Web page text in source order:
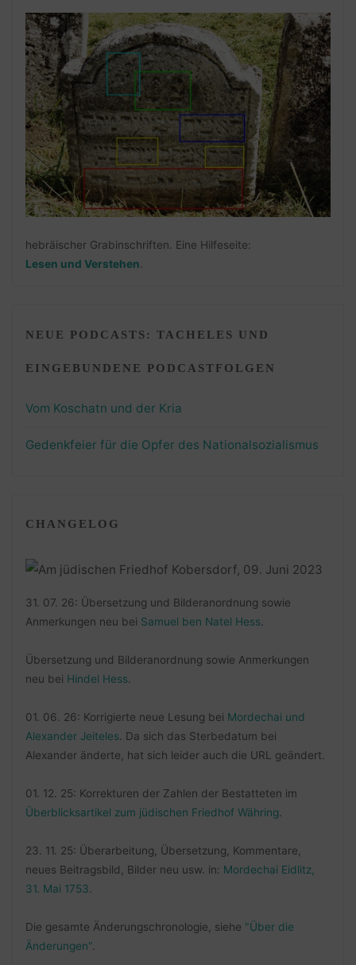
hebräischer Grabinschriften. Eine Hilfeseite:
Lesen und Verstehen
NEUE PODCASTS: TACHELES UND
EINGEBUNDENE PODCASTFOLGEN
Vom Koschatn und der Kria
Gedenkfeier für die Opfer des Nationalsozialismus
CHANGELOG
31. 07. 26: Übersetzung und Bilderanordnung sowie
Anmerkungen neu bei Samuel ben Natel Hess
Übersetzung und Bilderanordnung sowie Anmerkungen
neu bei Hindel Hess
01. 06. 26: Korrigierte neue Lesung bei Mordechai und
Alexander Jeiteles . Da sich das Sterbedatum bei
Alexander änderte, hat sich leider auch die URL geändert.
01. 12. 25: Korrekturen der Zahlen der Bestatteten im
Überblicksartikel zum jüdischen Friedhof Währing
23. 11. 25: Überarbeitung, Übersetzung, Kommentare,
neues Beitragsbild, Bilder neu usw. in: Mordechai Eidlitz,
31. Mai 1753
Die gesamte Änderungschronologie, siehe "Über die
Änderungen".